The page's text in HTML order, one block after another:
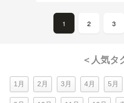
1 2 3
＜人気タ
1月 2月 3月 4月 5月